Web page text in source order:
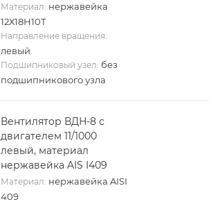
Материал: нержавейка
12Х18Н10Т
Направление вращения:
левый
Подшипниковый узел: без
подшипникового узла
Вентилятор ВДН-8 с
двигателем 11/1000
левый, материал
нержавейка AIS I409
Материал: нержавейка AISI
409